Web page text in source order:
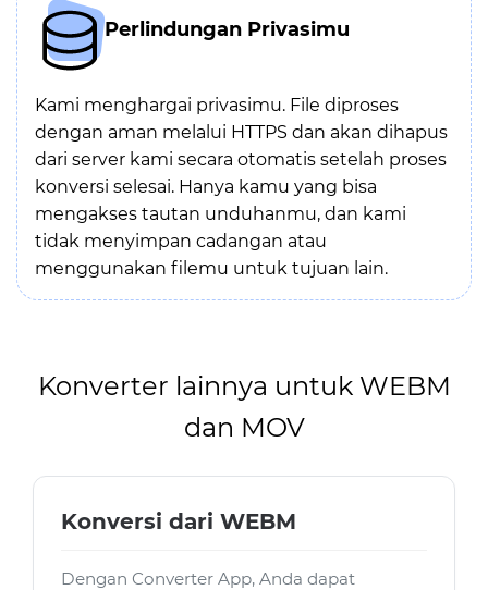
Perlindungan Privasimu
Kami menghargai privasimu. File diproses
dengan aman melalui HTTPS dan akan dihapus
dari server kami secara otomatis setelah proses
konversi selesai. Hanya kamu yang bisa
mengakses tautan unduhanmu, dan kami
tidak menyimpan cadangan atau
menggunakan filemu untuk tujuan lain.
Konverter lainnya untuk WEBM
dan MOV
Konversi dari WEBM
Dengan Converter App, Anda dapat